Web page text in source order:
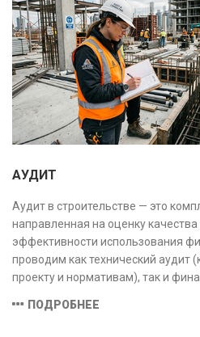
АУДИТ
Аудит в строительстве — это
направленная на оценку
эффективности использования
проводим как технический аудит
проекту и нормативам), так и
безопасность и экономическую
ПОДРОБНЕЕ